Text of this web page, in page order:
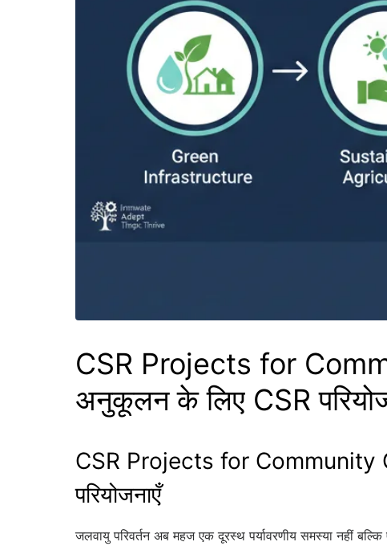
CSR Projects for
अनुकूलन के लिए CSR
CSR Projects for Community
परियोजनाएँ
जलवायु परिवर्तन अब महज एक दूरस्थ पर्यावरणीय समस्या नहीं